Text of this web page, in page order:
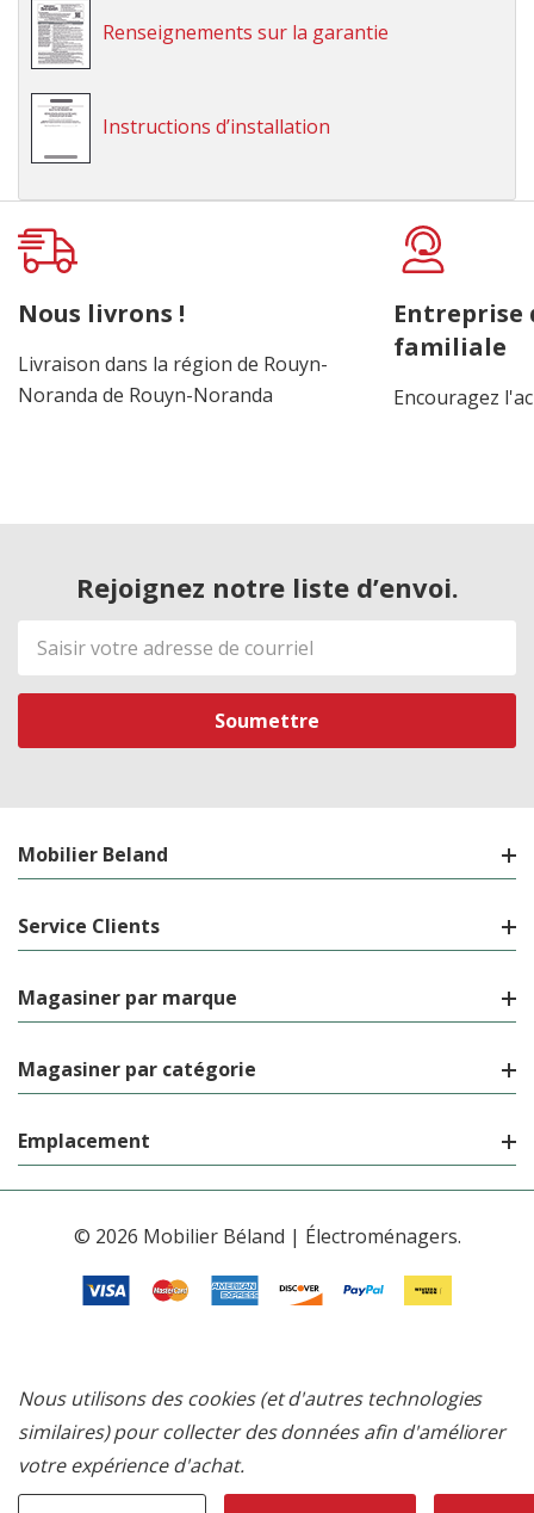
Renseignements sur la garantie
Instructions d’installation
Onglet
personnalisé
Nous livrons !
Livraison dans la région de Rouyn-
Noranda de Rouyn-Noranda
Entreprise
familiale
Encouragez
Rejoignez notre liste d’envoi.
Adresse
de
courriel
Mobilier Beland
Service Clients
Magasiner par marque
Magasiner par catégorie
Emplacement
© 2026 Mobilier Béland | Électroménagers.
Nous utilisons des cookies (et d'autres technologies
similaires) pour collecter des données afin d'améliorer
votre expérience d'achat.